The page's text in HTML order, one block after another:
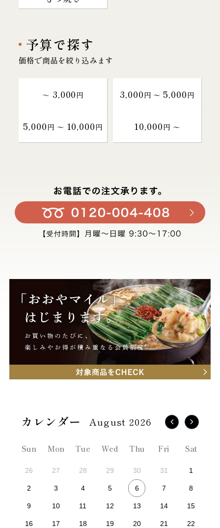
予算で探す
価格で商品を絞り込みます
～ 3,000円 3,000円 〜 5,000円
5,000円 〜 10,000円 10,000円 〜
August 2026
Sun Mon Tue Wed Thu Fri Sat
26 27 28 29 30 31 1
2 3 4 5 6 7 8
9 10 11 12 13 14 15
16 17 18 19 20 21 22